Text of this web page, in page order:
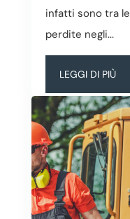
infatti sono tra
perdite negli...
LEGGI DI PIÙ